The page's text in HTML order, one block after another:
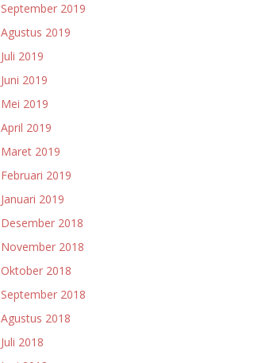
September 2019
Agustus 2019
Juli 2019
Juni 2019
Mei 2019
April 2019
Maret 2019
Februari 2019
Januari 2019
Desember 2018
November 2018
Oktober 2018
September 2018
Agustus 2018
Juli 2018